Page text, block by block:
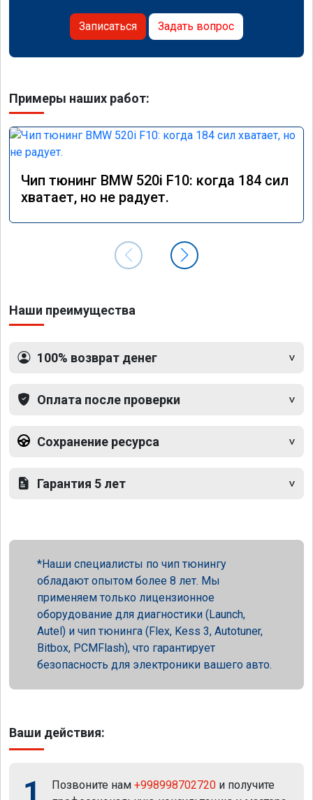
Записаться Задать вопрос
Примеры наших работ:
Чип тюнинг BMW 520i F10: когда 184 сил
хватает, но не радует.
Наши преимущества
100% возврат денег
Оплата после проверки
Сохранение ресурса
Гарантия 5 лет
Наши специалисты по чип тюнингу
обладают опытом более 8 лет. Мы
применяем только лицензионное
оборудование для диагностики (Launch,
Autel) и чип тюнинга (Flex, Kess 3, Autotuner,
Bitbox, PCMFlash), что гарантирует
безопасность для электроники вашего авто.
Ваши действия:
1 Позвоните нам +998998702720 и получите